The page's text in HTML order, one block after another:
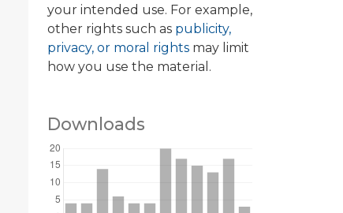
your intended use. For example,
other rights such as publicity,
privacy, or moral rights may limit
how you use the material.
Downloads